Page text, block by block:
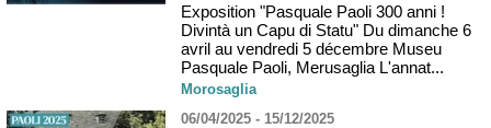
Exposition "Pasquale Paoli 300 anni !
Divintà un Capu di Statu" Du dimanche 6
avril au vendredi 5 décembre Museu
Pasquale Paoli, Merusaglia L'annat...
Morosaglia
06/04/2025 - 15/12/2025